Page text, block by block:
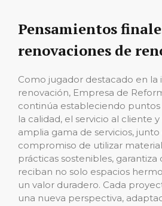
Pensamientos
renovaciones de
Como jugador destacado en la
renovación, Empresa de
continúa estableciendo
la calidad, el servicio al cliente
amplia gama de servicios,
compromiso de utilizar
prácticas sostenibles, garantiza
reciban no solo espacios
un valor duradero. Cada
una nueva perspectiva,